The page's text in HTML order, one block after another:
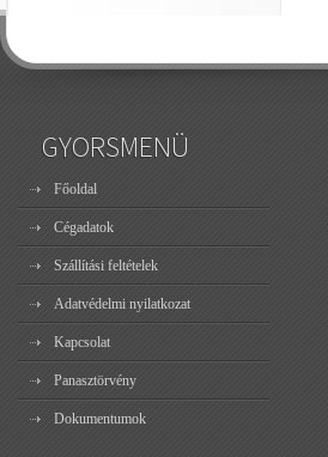
GYORSMENÜ
Főoldal
Cégadatok
Szállítási feltételek
Adatvédelmi nyilatkozat
Kapcsolat
Panasztörvény
Dokumentumok